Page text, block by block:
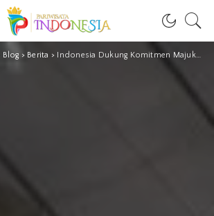
Blog > Berita > Indonesia Dukung Komitmen Majukan Pariwisata ASEAN yang Inklusif dan Berkelanjutan